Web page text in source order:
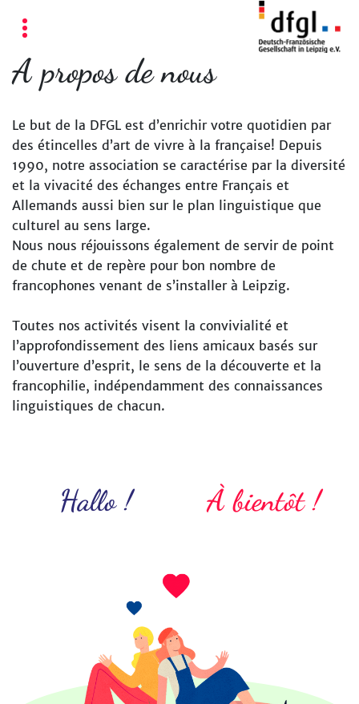
A propos de nous
Le but de la DFGL est d’enrichir votre quotidien par
des étincelles d’art de vivre à la française! Depuis
1990, notre association se caractérise par la diversité
et la vivacité des échanges entre Français et
Allemands aussi bien sur le plan linguistique que
culturel au sens large.
Nous nous réjouissons également de servir de point
de chute et de repère pour bon nombre de
francophones venant de s’installer à Leipzig.
Toutes nos activités visent la convivialité et
l’approfondissement des liens amicaux basés sur
l’ouverture d’esprit, le sens de la découverte et la
francophilie, indépendamment des connaissances
linguistiques de chacun.
Hallo ! À bientôt !